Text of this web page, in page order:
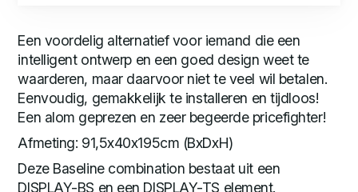
Een voordelig alternatief voor iemand die een
intelligent ontwerp en een goed design weet te
waarderen, maar daarvoor niet te veel wil betalen.
Eenvoudig, gemakkelijk te installeren en tijdloos!
Een alom geprezen en zeer begeerde pricefighter!
Afmeting: 91,5x40x195cm (BxDxH)
Deze Baseline combination bestaat uit een
DISPLAY-BS en een DISPLAY-TS element.